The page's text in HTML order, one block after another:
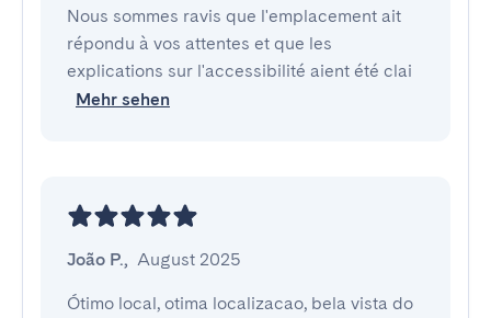
Nous sommes ravis que l'emplacement ait
répondu à vos attentes et que les
explications sur l'accessibilité aient été clai
Mehr sehen
João P., August 2025
Ótimo local, otima localizacao, bela vista do